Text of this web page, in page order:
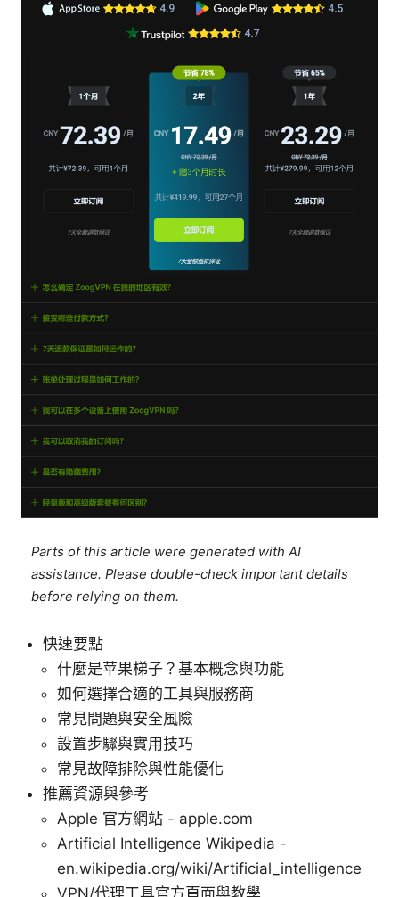
Parts of this article were generated with AI
assistance. Please double-check important details
before relying on them.
快速要點
什麼是苹果梯子？基本概念與功能
如何選擇合適的工具與服務商
常見問題與安全風險
設置步驟與實用技巧
常見故障排除與性能優化
推薦資源與參考
Apple 官方網站 - apple.com
Artificial Intelligence Wikipedia -
en.wikipedia.org/wiki/Artificial_intelligence